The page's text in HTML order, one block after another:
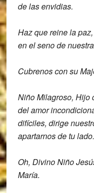
de las envidias.
Haz que reine la
en el seno de nuestra
Cubrenos con su
Niño Milagroso, Hijo
del amor
difíciles, dirige
apartarnos de tu lado.
Oh, Divino Niño
María.